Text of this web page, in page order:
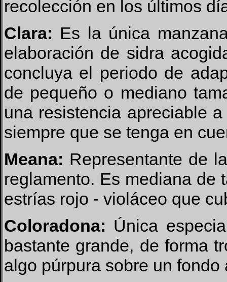
recolección en los últimos
Clara: Es la única
elaboración de sidra
concluya el periodo de
de pequeño o mediano
una resistencia apreciable
siempre que se tenga en
Meana: Representante de
reglamento. Es mediana de
estrías rojo - violáceo que
Coloradona: Única
bastante grande, de forma
algo púrpura sobre un